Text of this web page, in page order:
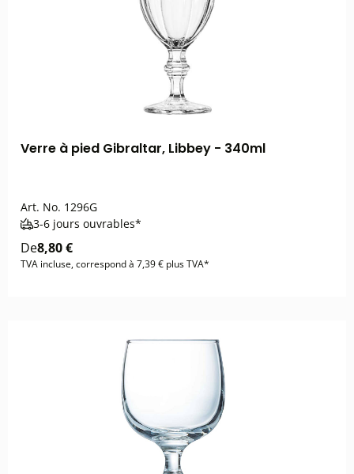
Verre à pied Gibraltar, Libbey - 340ml
Art. No. 1296G
3-6 jours ouvrables*
De8,80 €
TVA incluse, correspond à 7,39 € plus TVA*